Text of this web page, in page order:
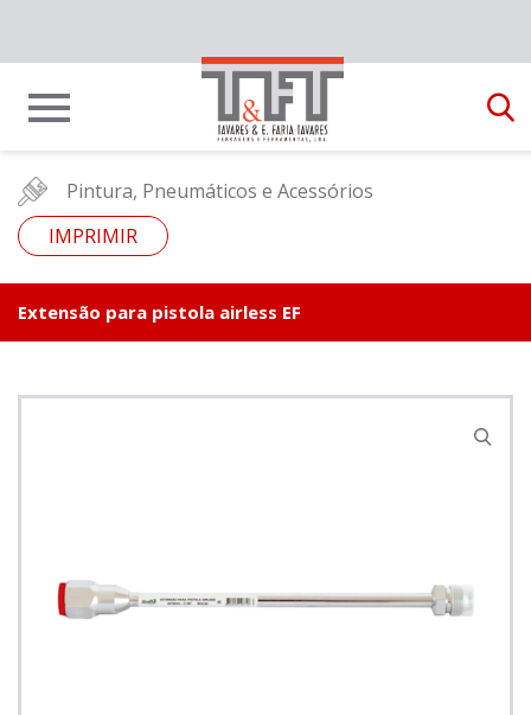
Pintura, Pneumáticos e Acessórios
IMPRIMIR
Extensão para pistola airless EF